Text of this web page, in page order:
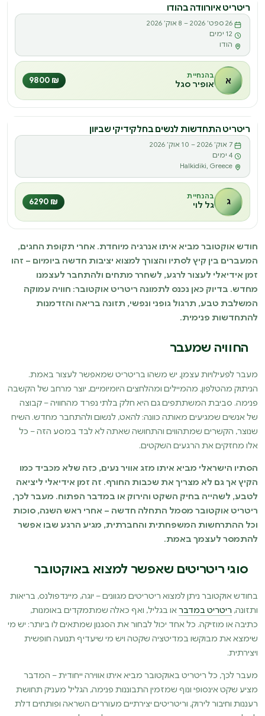
ריטריט
ר
ריטריט איורוודה בהודו
26 ספט׳ 2026 – 8 אוק׳ 2026
12 ימים
הודו
א בהנחיית
אופיר סגל ₪ 9800
ריטריט
ר
ריטריט התחדשות לנשים בחלקידיקי שביוון
7 אוק׳ 2026 – 10 אוק׳ 2026
4 ימים
Halkidiki, Greece
ג בהנחיית
גל לוי ₪ 6290
חודש אוקטובר מביא איתו אנרגיה מיוחדת. אחרי תקופת החגים,
המעברים בין קיץ לסתיו והצורך למצוא יציבות חדשה ביומיום – זהו
זמן אידיאלי לעצור לרגע, לשחרר מתחים ולהתחבר לעצמנו
מחדש. בדיוק כאן נכנס לתמונה ריטריט אוקטובר: חוויה עמוקה
המשלבת טבע, תרגול גופני ונפשי, תזונה בריאה והזדמנות
להתחדשות פנימית.
החוויה שמעבר
מעבר לפעילויות עצמן, יש משהו בריטריט שמאפשר לעצור באמת.
הניתוק מהטלפון, מהמיילים ומהלחצים היומיומיים, יוצר מרחב של הקשבה
פנימה. סביבת המשתתפים גם היא חלק בלתי נפרד מהחוויה – קבוצה
של אנשים שמגיעים מאותה כוונה: להאט, לנשום ולהתחבר מחדש. השיח
שנוצר, הקשרים שמתהווים והתחושה שאתה לא לבד במסע הזה – כל
אלו מחזקים את הרגעים השקטים.
הסתיו הישראלי מביא איתו מזג אוויר נעים, כזה שלא מכביד כמו
הקיץ אך גם לא מצריך את שכבות החורף. זה זמן אידיאלי ליציאה
לטבע, לשהייה בחיק השקט והירוק או במדבר הפתוח. מעבר לכך,
ריטריט אוקטובר מסמל התחלה חדשה – אחרי ראש השנה, סוכות
וכל ההתרחשות המשפחתית והחברתית, מגיע הרגע שבו אפשר
להתמסר לעצמך באמת.
סוגי ריטריטים שאפשר למצוא באוקטובר
בחודש אוקטובר ניתן למצוא ריטריטים מגוונים – יוגה, מיינדפולנס, בריאות
ותזונה, ריטריט במדבראו בגליל, ואף כאלה שמתמקדים באומנות,
כתיבה או מוזיקה. כל אחד יכול לבחור את הסגנון שמתאים לו ביותר: יש מי
שימצא את מבוקשו במדיטציה שקטה ויש מי שיעדיף תנועה חופשית
ויצירתית.
מעבר לכך, כל ריטריט באוקטובר מביא איתו אווירה ייחודית – המדבר
מציע שקט אינסופי ונוף שמזמין התבוננות פנימה, הגליל מעניק תחושת
רעננות וחיבור לירוק, וריטריטים יצירתיים מעוררים השראה ופותחים דלת